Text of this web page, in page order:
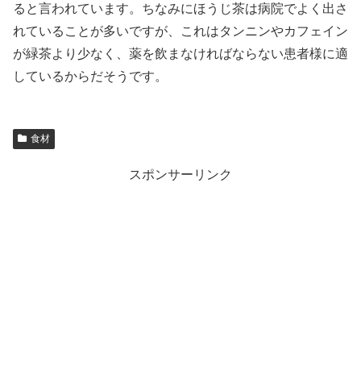
ると言われています。ちなみにほうじ茶は病院でよく出さ
れていることが多いですが、これはタンニンやカフェイン
が緑茶より少なく、薬を飲まなければならない患者様に適
しているからだそうです。
食材
スポンサーリンク